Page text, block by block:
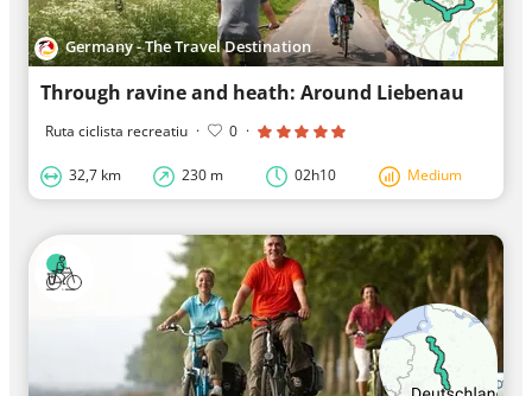
Germany - The Travel Destination
Through ravine and heath: Around Liebenau
Ruta ciclista recreatiu · 0 ·
32,7 km 230 m 02h10 Medium